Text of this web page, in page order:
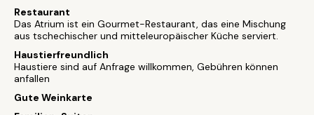
Restaurant
Das Atrium ist ein Gourmet-Restaurant, das eine Mischung
aus tschechischer und mitteleuropäischer Küche serviert.
Haustierfreundlich
Haustiere sind auf Anfrage willkommen, Gebühren können
anfallen
Gute Weinkarte